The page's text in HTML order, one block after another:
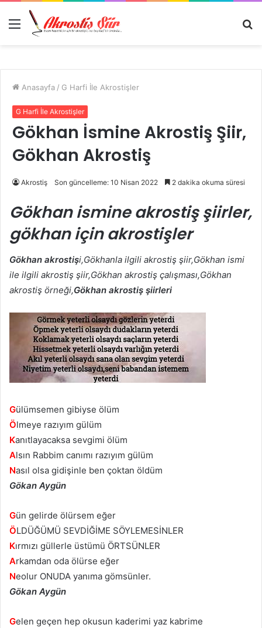
Menü
Anasayfa / G Harfi İle Akrostişler
G Harfi İle Akrostişler
Gökhan İsmine Akrostiş Şiir,
Gökhan Akrostiş
Akrostiş Son güncelleme: 10 Nisan 2022 2 dakika okuma süresi
Gökhan ismine akrostiş şiirler,
gökhan için akrostişler
Gökhan akrostişi,Gökhanla ilgili akrostiş şiir,Gökhan ismi
ile ilgili akrostiş şiir,Gökhan akrostiş çalışması,Gökhan
akrostiş örneği,Gökhan akrostiş şiirleri
Gülümsemen gibiyse ölüm
Ölmeye razıyım gülüm
Kanıtlayacaksa sevgimi ölüm
Alsın Rabbim canımı razıyım gülüm
Nasıl olsa gidişinle ben çoktan öldüm
Gökan Aygün
Gün gelirde ölürsem eğer
ÖLDÜĞÜMÜ SEVDİĞİME SÖYLEMESİNLER
Kırmızı güllerle üstümü ÖRTSÜNLER
Arkamdan oda ölürse eğer
Neolur ONUDA yanıma gömsünler.
Gökan Aygün
Gelen geçen hep okusun kaderimi yaz kabrime